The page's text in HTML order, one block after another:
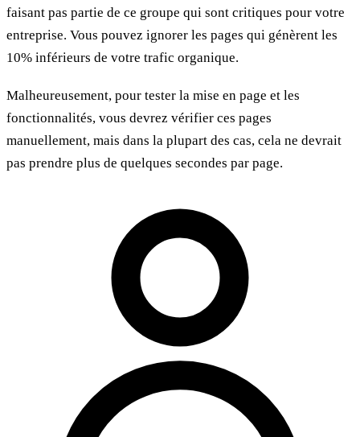
faisant pas partie de ce groupe qui sont critiques pour votre
entreprise. Vous pouvez ignorer les pages qui génèrent les
10% inférieurs de votre trafic organique.
Malheureusement, pour tester la mise en page et les
fonctionnalités, vous devrez vérifier ces pages
manuellement, mais dans la plupart des cas, cela ne devrait
pas prendre plus de quelques secondes par page.